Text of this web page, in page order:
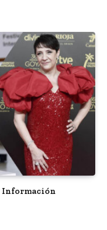
Información